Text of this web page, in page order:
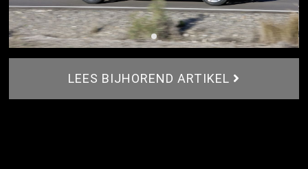
LEES BIJHOREND ARTIKEL